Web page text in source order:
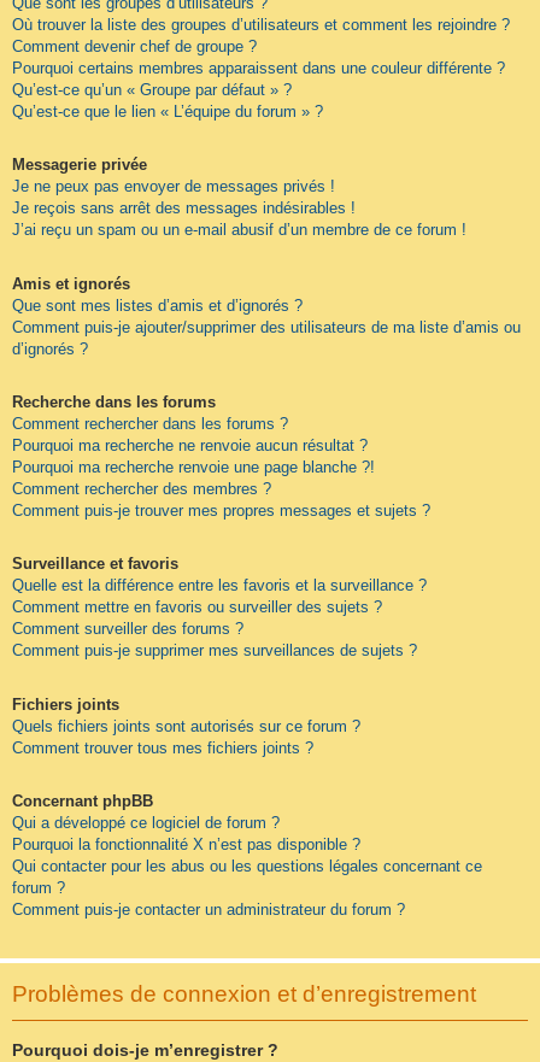
Où trouver la liste des groupes d’utilisateurs et comment les rejoindre ?
Comment devenir chef de groupe ?
Pourquoi certains membres apparaissent dans une couleur différente ?
Qu’est-ce qu’un « Groupe par défaut » ?
Qu’est-ce que le lien « L’équipe du forum » ?
Messagerie privée
Je ne peux pas envoyer de messages privés !
Je reçois sans arrêt des messages indésirables !
J’ai reçu un spam ou un e-mail abusif d’un membre de ce forum !
Amis et ignorés
Que sont mes listes d’amis et d’ignorés ?
Comment puis-je ajouter/supprimer des utilisateurs de ma liste d’amis ou
d’ignorés ?
Recherche dans les forums
Comment rechercher dans les forums ?
Pourquoi ma recherche ne renvoie aucun résultat ?
Pourquoi ma recherche renvoie une page blanche ?!
Comment rechercher des membres ?
Comment puis-je trouver mes propres messages et sujets ?
Surveillance et favoris
Quelle est la différence entre les favoris et la surveillance ?
Comment mettre en favoris ou surveiller des sujets ?
Comment surveiller des forums ?
Comment puis-je supprimer mes surveillances de sujets ?
Fichiers joints
Quels fichiers joints sont autorisés sur ce forum ?
Comment trouver tous mes fichiers joints ?
Concernant phpBB
Qui a développé ce logiciel de forum ?
Pourquoi la fonctionnalité X n’est pas disponible ?
Qui contacter pour les abus ou les questions légales concernant ce
forum ?
Comment puis-je contacter un administrateur du forum ?
Problèmes de connexion et d’enregistrement
Pourquoi dois-je m’enregistrer ?